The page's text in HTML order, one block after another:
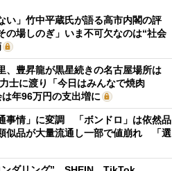
い」竹中平蔵氏が語る高市内閣の評
場しのぎ」いま不可欠なのは“社会
、豊昇龍が黒星続きの名古屋場所は
士に渡り「今日はみんなで焼肉
年96万円の支出増に
事情」に変調 「ボンドロ」は依然品
似品が大量流通し一部で値崩れ 「選